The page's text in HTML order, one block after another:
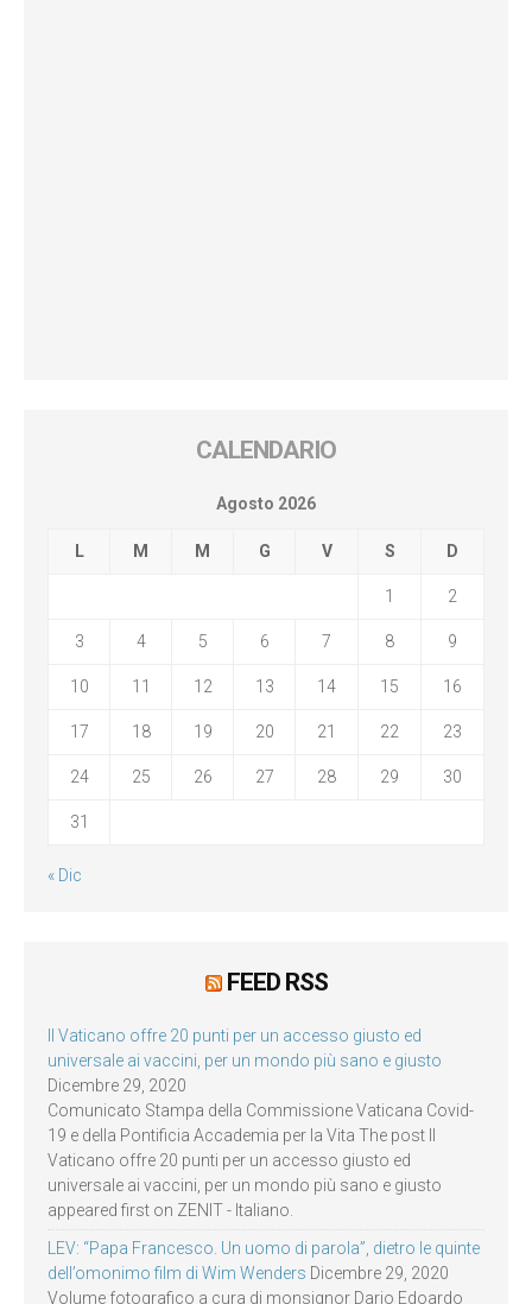
CALENDARIO
Agosto 2026
L M M G V S D
1 2
3 4 5 6 7 8 9
10 11 12 13 14 15 16
17 18 19 20 21 22 23
24 25 26 27 28 29 30
31
« Dic
FEED RSS
Il Vaticano offre 20 punti per un accesso giusto ed
universale ai vaccini, per un mondo più sano e giusto
Dicembre 29, 2020
Comunicato Stampa della Commissione Vaticana Covid-
19 e della Pontificia Accademia per la Vita The post Il
Vaticano offre 20 punti per un accesso giusto ed
universale ai vaccini, per un mondo più sano e giusto
appeared first on ZENIT - Italiano.
LEV: “Papa Francesco. Un uomo di parola”, dietro le quinte
dell’omonimo film di Wim Wenders Dicembre 29, 2020
Volume fotografico a cura di monsignor Dario Edoardo